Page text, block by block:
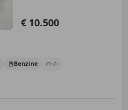
€ 10.500
Benzine -/-